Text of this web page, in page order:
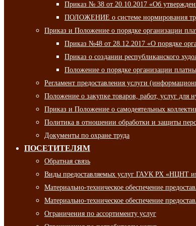
Приказ № 38 от 20.10.2017 «Об
ПОЛОЖЕНИЕ о системе нормирования
Приказ и Положение о порядке организации
Приказ №48 от 28.12.2017 «О порядке
Приказ о создании республиканского
Положение о порядке организации
Регламент предоставления услуги
Положение о закупке товаров, работ, услуг
Приказ и Положение о самодеятельных
Политика в отношении обработки и защиты
Документы по охране труда
ПОСЕТИТЕЛЯМ
Обратная связь
Виды предоставляемых услуг ГАУК РХ «НЦНТ
Материально-техническое обеспечение
Материально-техническое обеспечение
Ограничения по ассортименту услуг